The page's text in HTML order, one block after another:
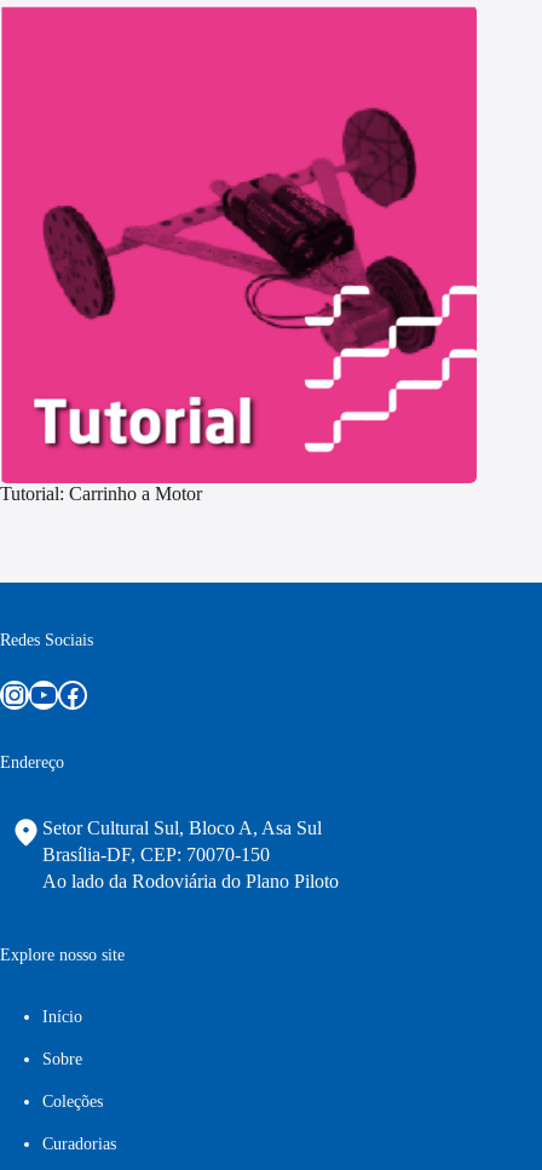
Tutorial: Carrinho a Motor
Redes Sociais
Instagram
Youtube
Facebook
Endereço
Setor Cultural Sul, Bloco A, Asa Sul
Brasília-DF, CEP: 70070-150
Ao lado da Rodoviária do Plano Piloto
Explore nosso site
Início
Sobre
Coleções
Curadorias